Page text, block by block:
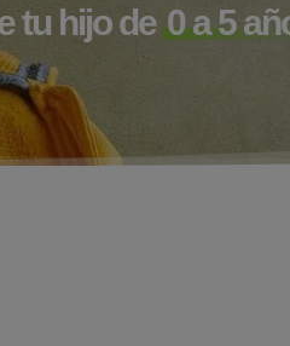
tu hijo de 0 a 5